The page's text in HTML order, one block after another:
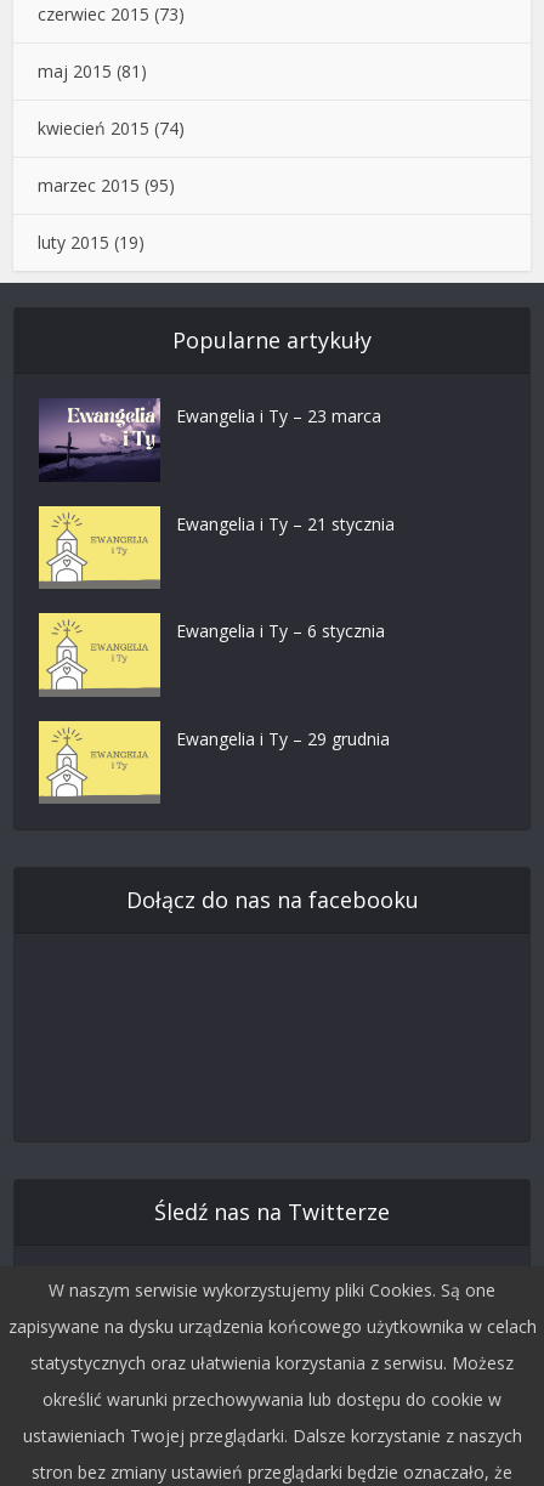
czerwiec 2015 (73)
maj 2015 (81)
kwiecień 2015 (74)
marzec 2015 (95)
luty 2015 (19)
Popularne artykuły
Ewangelia i Ty – 23 marca
Ewangelia i Ty – 21 stycznia
Ewangelia i Ty – 6 stycznia
Ewangelia i Ty – 29 grudnia
Dołącz do nas na facebooku
Śledź nas na Twitterze
W naszym serwisie wykorzystujemy pliki Cookies. Są one
zapisywane na dysku urządzenia końcowego użytkownika w celach
statystycznych oraz ułatwienia korzystania z serwisu. Możesz
określić warunki przechowywania lub dostępu do cookie w
ustawieniach Twojej przeglądarki. Dalsze korzystanie z naszych
stron bez zmiany ustawień przeglądarki będzie oznaczało, że